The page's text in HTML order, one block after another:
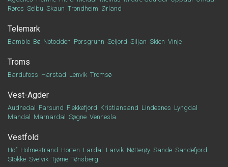
Røros Selbu Skaun Trondheim Ørland
Telemark
Bamble Bø Notodden Porsgrunn Seljord Siljan Skien Vinje
Troms
Bardufoss Harstad Lenvik Tromsø
Vest-Agder
Audnedal Farsund Flekkefjord Kristiansand Lindesnes Lyngdal
Mandal
Marnardal Søgne Vennesla
Vestfold
Hof Holmestrand Horten Lardal Larvik Nøtterøy Sande Sandefjord
Stokke Svelvik Tjøme Tønsberg